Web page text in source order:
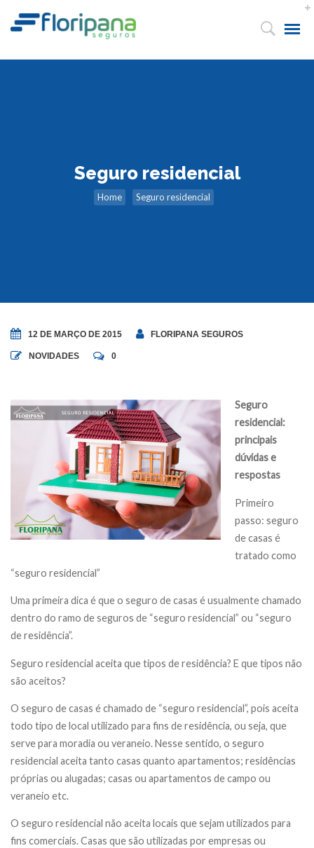
Seguro residencial
Home Seguro residencial
12 DE MARÇO DE 2015 FLORIPANA SEGUROS
NOVIDADES 0
Seguro
residencial:
principais
dúvidas e
respostas
Primeiro
passo: seguro
de casas é
tratado como
“seguro residencial”
Uma primeira dica é que o seguro de casas é usualmente chamado
dentro do ramo de seguros de “seguro residencial” ou “seguro
de residência”.
Seguro residencial aceita que tipos de residência? E que tipos não
são aceitos?
O seguro de casas é chamado de “seguro residencial”, pois aceita
todo tipo de local utilizado para fins de residência, ou seja, que
serve para moradia ou veraneio. Nesse sentido, o seguro
residencial aceita tanto casas quanto apartamentos; residências
próprias ou alugadas; casas ou apartamentos de campo ou
veraneio etc.
O seguro residencial não aceita locais que sejam utilizados para
fins comerciais. Casas que são utilizadas por empresas ou